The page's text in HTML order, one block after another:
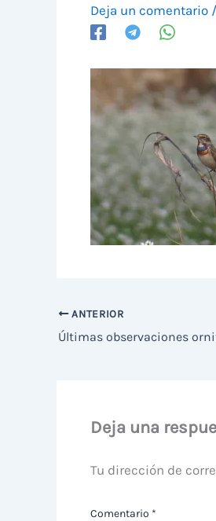
Deja un comentario
ANTERIOR
Últimas observaciones
Deja una
Tu dirección de
Comentario *